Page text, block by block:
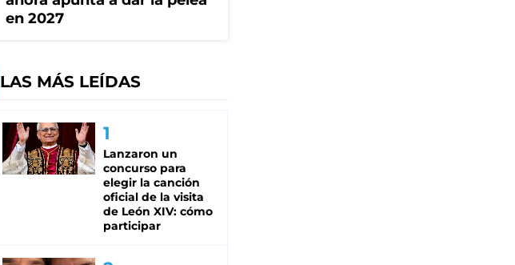
en 2027
LAS MÁS LEÍDAS
Lanzaron un
concurso para
elegir la canción
oficial de la visita
de León XIV: cómo
participar